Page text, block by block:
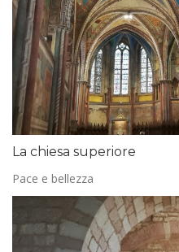
La chiesa superiore
Pace e bellezza